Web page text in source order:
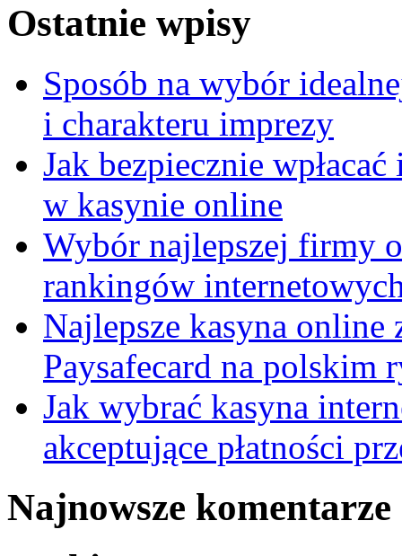
Ostatnie wpisy
Sposób na wybór
i charakteru imprezy
Jak bezpiecznie
w kasynie online
Wybór najlepszej firmy
rankingów
Najlepsze kasyna online
Paysafecard na polskim
Jak wybrać kasyna
akceptujące płatności
Najnowsze komentarze